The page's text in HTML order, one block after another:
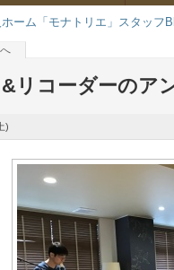
ーム「モナトリエ」スタッフ
&リコーダーのア
)